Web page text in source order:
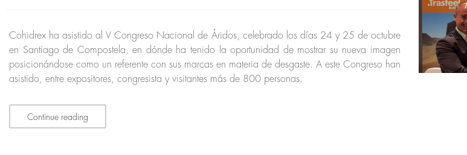
Cohidrex ha asistido al V Congreso Nacional de Áridos, celebrado los días 24 y 25 de octubre
en Santiago de Compostela, en dónde ha tenido la oportunidad de mostrar su nueva imagen
posicionándose como un referente con sus marcas en materia de desgaste. A este Congreso han
asistido, entre expositores, congresista y visitantes más de 800 personas.
Continue reading